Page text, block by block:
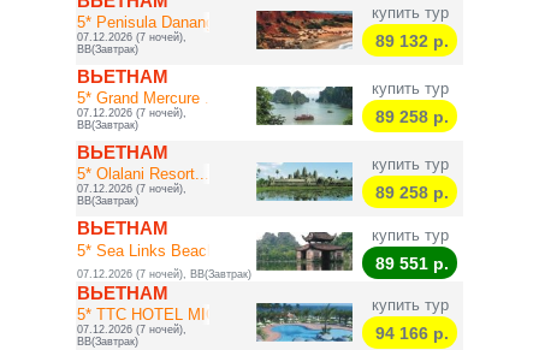
5* Penisula Danang
07.12.2026 (7 ночей),
BB(Завтрак)
купить тур
89 132 р.
ВЬЕТНАМ
5* Grand Mercure ...
07.12.2026 (7 ночей),
BB(Завтрак)
купить тур
89 258 р.
ВЬЕТНАМ
5* Olalani Resort...
07.12.2026 (7 ночей),
BB(Завтрак)
купить тур
89 258 р.
ВЬЕТНАМ
5* Sea Links Beach
07.12.2026 (7 ночей), BB(Завтрак)
купить тур
89 551 р.
ВЬЕТНАМ
5* TTC HOTEL MICH...
07.12.2026 (7 ночей),
BB(Завтрак)
купить тур
94 166 р.